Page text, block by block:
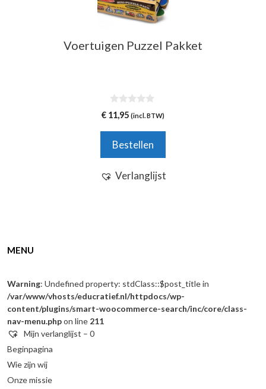
Voertuigen Puzzel Pakket
0
v
5
€ 11,95 (incl. BTW)
Bestellen
Verlanglijst
MENU
Warning: Undefined property: stdClass::$post_title in
/var/www/vhosts/educratief.nl/httpdocs/wp-
content/plugins/smart-woocommerce-search/inc/core/class-
nav-menu.phpon line 211
Mijn verlanglijst – 0
Beginpagina
Wie zijn wij
Onze missie